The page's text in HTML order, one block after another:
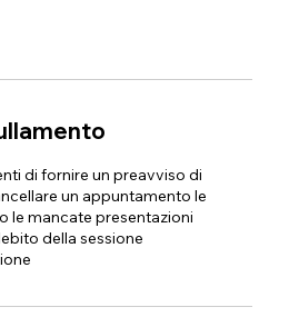
di fornire un preavviso di
un appuntamento le
le mancate presentazioni
della sessione